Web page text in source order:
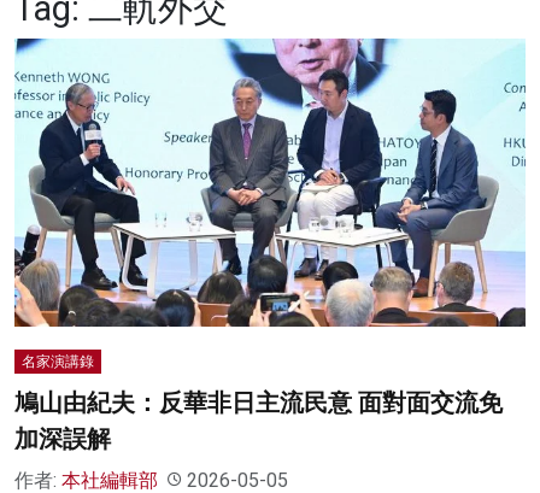
健康
商業
科技
影片
名家榜
灼見活動
Tag: 二軌外交
名家演講錄
鳩山由紀夫：反華非日主流民意 面對面交流免
加深誤解
作者: 本社編輯部 2026-05-05